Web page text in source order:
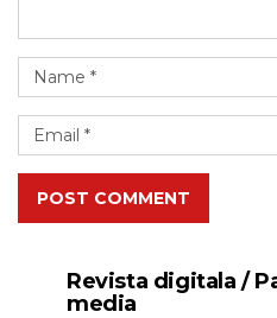
POST COMMENT
Revista digitala /
media